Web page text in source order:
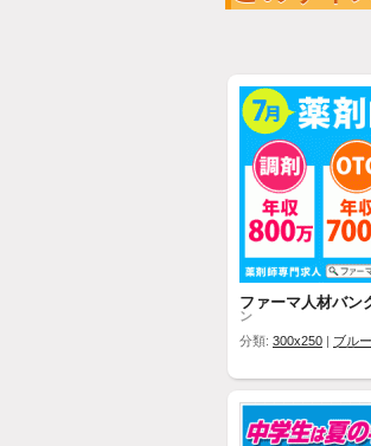
ファーマ人材バン
ン
分類: 300x250 | ブルー